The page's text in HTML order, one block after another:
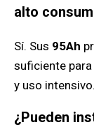
alto
Sí. Sus 95Ah
suficiente
y uso intensivo.
¿Pueden